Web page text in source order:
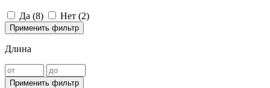
Да (8) Нет (2)
Применить фильтр
Длина
Применить фильтр